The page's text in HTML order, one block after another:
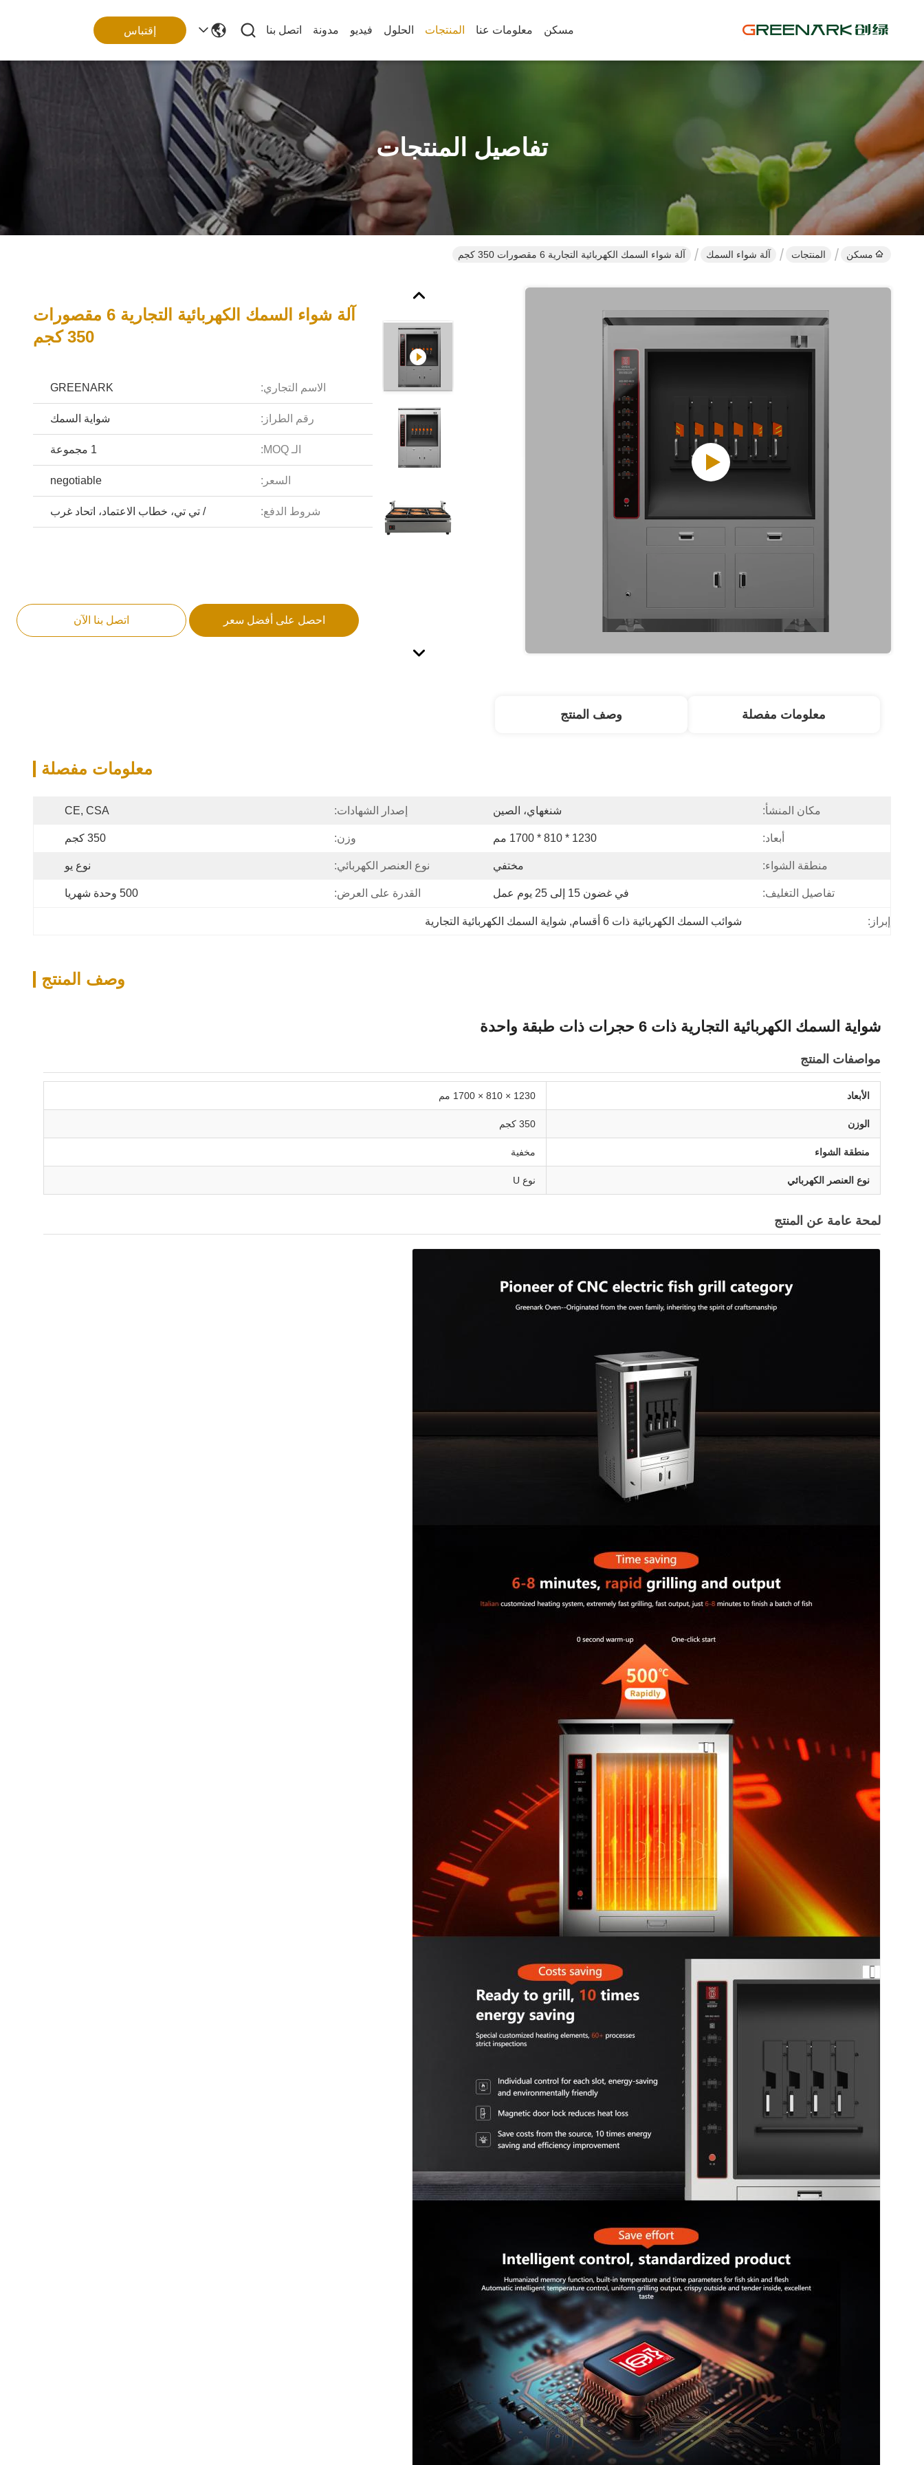
مسكن معلومات عنا المنتجات الحلول فيديو مدونة اتصل بنا إقتباس
تفاصيل المنتجات
مسكن المنتجات آلة شواء السمك آلة شواء السمك الكهربائية التجارية 6 مقصورات 350 كجم
آلة شواء السمك الكهربائية التجارية 6 مقصورات
350 كجم
الاسم التجاري: GREENARK
رقم الطراز: شواية السمك
الـ MOQ: 1 مجموعة
السعر: negotiable
شروط الدفع: / تي تي، خطاب الاعتماد، اتحاد غرب
احصل على أفضل سعر اتصل بنا الآن
معلومات مفصلة وصف المنتج
معلومات مفصلة
مكان المنشأ: شنغهاي، الصين إصدار الشهادات: CE, CSA
أبعاد: 1230 * 810 * 1700 مم وزن: 350 كجم
منطقة الشواء: مختفي نوع العنصر الكهربائي: نوع يو
تفاصيل التغليف: في غضون 15 إلى 25 يوم عمل القدرة على العرض: 500 وحدة شهريا
إبراز: شوائب السمك الكهربائية ذات 6 أقسام , شواية السمك الكهربائية التجارية
وصف المنتج
شواية السمك الكهربائية التجارية ذات 6 حجرات ذات طبقة واحدة
مواصفات المنتج
الأبعاد 1230 × 810 × 1700 مم
الوزن 350 كجم
منطقة الشواء مخفية
نوع العنصر الكهربائي نوع U
لمحة عامة عن المنتج